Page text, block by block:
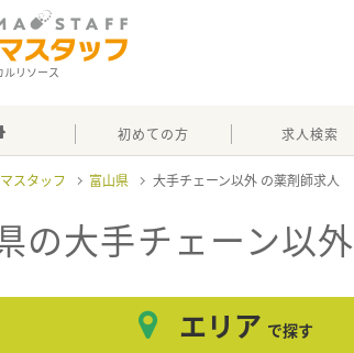
ルリソース
初めての方 求人検索
スタッフ 富山県 大手チェーン以外
の大手チェーン以外
エリア で探す